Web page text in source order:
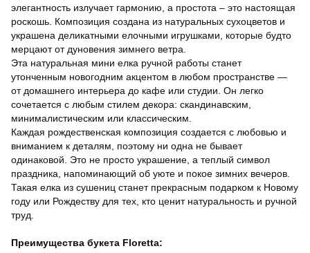
элегантность излучает гармонию, а простота – это настоящая
роскошь. Композиция создана из натуральных сухоцветов и
украшена деликатными елочными игрушками, которые будто
мерцают от дуновения зимнего ветра.
Эта натуральная мини елка ручной работы станет
утонченным новогодним акцентом в любом пространстве —
от домашнего интерьера до кафе или студии. Он легко
сочетается с любым стилем декора: скандинавским,
минималистическим или классическим.
Каждая рождественская композиция создается с любовью и
вниманием к деталям, поэтому ни одна не бывает
одинаковой. Это не просто украшение, а теплый символ
праздника, напоминающий об уюте и покое зимних вечеров.
Такая елка из сушениц станет прекрасным подарком к Новому
году или Рождеству для тех, кто ценит натуральность и ручной
труд.
Преимущества букета Floretta: